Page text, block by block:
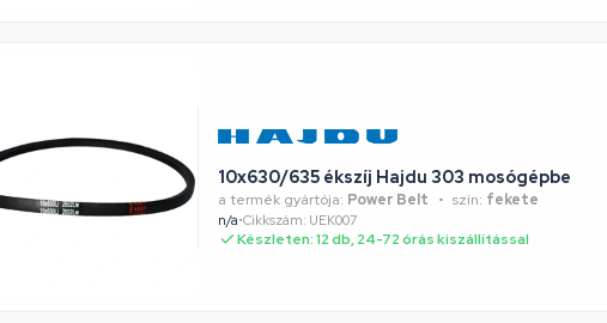
10x630/635 ékszíj Hajdu 303 mosógépbe
a termék gyártója: Power Belt szín: fekete
n/a•Cikkszám: UEK007
Készleten: 12 db, 24-72 órás kiszállítással